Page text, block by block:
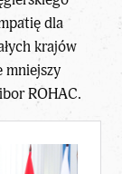
dla
krajów
mniejszy
ROHAC.